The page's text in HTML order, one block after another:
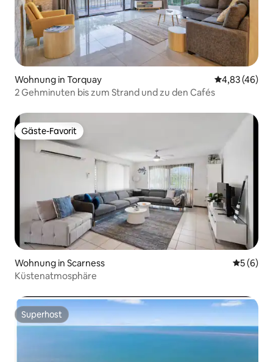
Wohnung in Torquay
4,83 (46)
2 Gehminuten bis zum Strand und zu den Cafés
Gäste-Favorit
Gäste-Favorit
Wohnung in Scarness
5 (6)
Küstenatmosphäre
Superhost
Superhost